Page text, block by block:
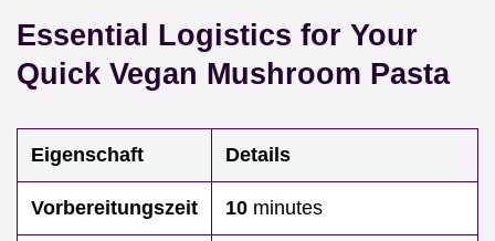
Essential Logistics for Your
Quick Vegan Mushroom Pasta
Eigenschaft Details
Vorbereitungszeit 10 minutes